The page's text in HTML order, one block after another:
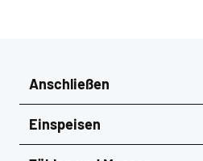
Anschließen
Netzanschluss
Photovoltaik-Anlage & Speicher
Einspeisen
Abrechnung